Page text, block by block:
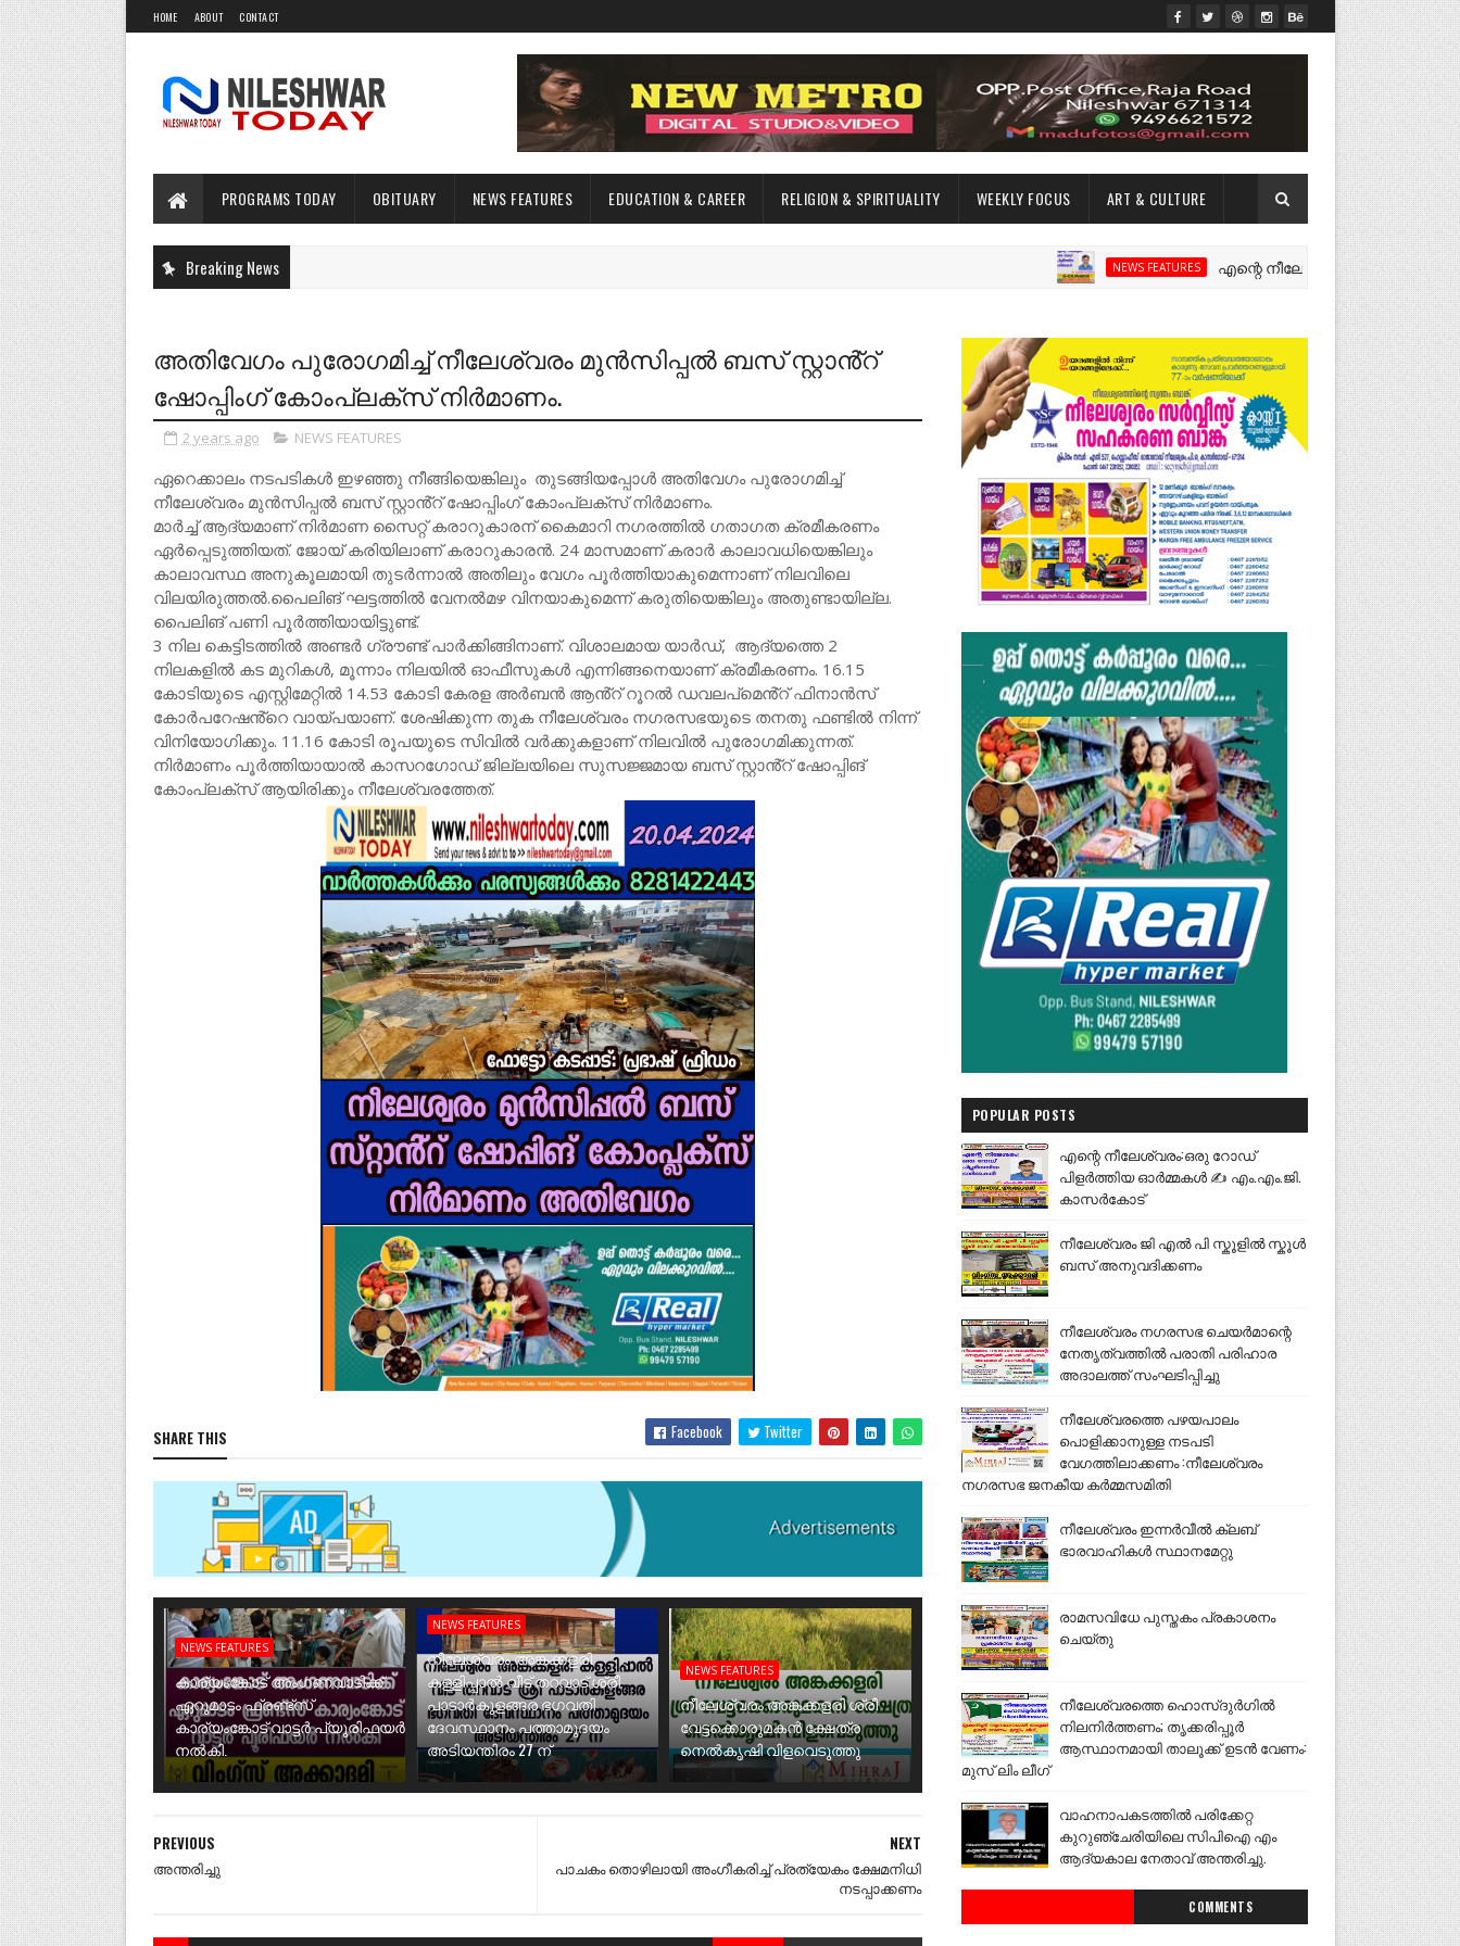
HOME ABOUT CONTACT
PROGRAMS TODAY OBITUARY NEWS FEATURES EDUCATION & CAREER RELIGION & SPIRITUALITY WEEKLY FOCUS ART & CULTURE
Breaking News NEWS FEATURES എന്റെ നീലേശ്വരം:ഒരു റോഡ്
അതിവേഗം പുരോഗമിച്ച് നീലേശ്വരം മുൻസിപ്പൽ ബസ് സ്റ്റാൻ്റ്
ഷോപ്പിംഗ് കോംപ്ലക്സ് നിർമാണം.
2 years ago NEWS FEATURES
ഏറെക്കാലം നടപടികൾ ഇഴഞ്ഞു നീങ്ങിയെങ്കിലും തുടങ്ങിയപ്പോൾ അതിവേഗം പുരോഗമിച്ച്
നീലേശ്വരം മുൻസിപ്പൽ ബസ് സ്റ്റാൻ്റ് ഷോപ്പിംഗ് കോംപ്ലക്സ് നിർമാണം.
മാർച്ച് ആദ്യമാണ് നിർമാണ സൈറ്റ് കരാറുകാരന് കൈമാറി നഗരത്തിൽ ഗതാഗത ക്രമീകരണം
ഏർപ്പെടുത്തിയത്. ജോയ് കരിയിലാണ് കരാറുകാരൻ. 24 മാസമാണ് കരാർ കാലാവധിയെങ്കിലും
കാലാവസ്ഥ അനുകൂലമായി തുടർന്നാൽ അതിലും വേഗം പൂർത്തിയാകുമെന്നാണ് നിലവിലെ
വിലയിരുത്തൽ.പൈലിങ് ഘട്ടത്തിൽ വേനൽമഴ വിനയാകുമെന്ന് കരുതിയെങ്കിലും അതുണ്ടായില്ല.
പൈലിങ് പണി പൂർത്തിയായിട്ടുണ്ട്.
3 നില കെട്ടിടത്തിൽ അണ്ടർ ഗ്രൗണ്ട് പാർക്കിങ്ങിനാണ്. വിശാലമായ യാർഡ്, ആദ്യത്തെ 2
നിലകളിൽ കട മുറികൾ, മൂന്നാം നിലയിൽ ഓഫീസുകൾ എന്നിങ്ങനെയാണ് ക്രമീകരണം. 16.15
കോടിയുടെ എസ്റ്റിമേറ്റിൽ 14.53 കോടി കേരള അർബൻ ആൻ്റ് റൂറൽ ഡവലപ്മെൻ്റ് ഫിനാൻസ്
കോർപറേഷൻ്റെ വായ്പയാണ്. ശേഷിക്കുന്ന തുക നീലേശ്വരം നഗരസഭയുടെ തനതു ഫണ്ടിൽ നിന്ന്
വിനിയോഗിക്കും. 11.16 കോടി രൂപയുടെ സിവിൽ വർക്കുകളാണ് നിലവിൽ പുരോഗമിക്കുന്നത്.
നിർമാണം പൂർത്തിയായാൽ കാസറഗോഡ് ജില്ലയിലെ സുസജ്ജമായ ബസ് സ്റ്റാൻ്റ് ഷോപ്പിങ്
കോംപ്ലക്സ് ആയിരിക്കും നീലേശ്വരത്തേത്.
SHARE THIS Facebook Twitter
NEWS FEATURES
കാര്യംങ്കോട് അംഗണവാടിക്ക്
ഏറുമാടം ഫ്രണ്ട്സ്
കാര്യംങ്കോട് വാട്ടർ പ്യൂരിഫയർ
നൽകി.
NEWS FEATURES
നീലേശ്വരം അങ്കക്കളരി
കള്ളിപ്പാൽ വീട് തറവാട് ശ്രീ
പാടാർകുളങ്ങര ഭഗവതി
ദേവസ്ഥാനം പത്താമുദയം
അടിയന്തിരം 27 ന്
NEWS FEATURES
നീലേശ്വരം അങ്കക്കളരി ശ്രീ
വേട്ടക്കൊരുമകൻ ക്ഷേത്ര
നെൽകൃഷി വിളവെടുത്തു
NEXT
പാചകം തൊഴിലായി അംഗീകരിച്ച് പ്രത്യേകം ക്ഷേമനിധി
നടപ്പാക്കണം
PREVIOUS
അന്തരിച്ചു
POPULAR POSTS
എന്റെ നീലേശ്വരം:ഒരു റോഡ്
പിളർത്തിയ ഓർമ്മകൾ ✍️ എം.എം.ജി.
കാസർകോട്
നീലേശ്വരം ജി എൽ പി സ്കൂളിൽ സ്കൂൾ
ബസ് അനുവദിക്കണം
നീലേശ്വരം നഗരസഭ ചെയർമാന്റെ
നേതൃത്വത്തിൽ പരാതി പരിഹാര
അദാലത്ത് സംഘടിപ്പിച്ചു
നീലേശ്വരത്തെ പഴയപാലം
പൊളിക്കാനുള്ള നടപടി
വേഗത്തിലാക്കണം :നീലേശ്വരം
നഗരസഭ ജനകീയ കർമ്മസമിതി
നീലേശ്വരം ഇന്നർവീൽ ക്ലബ്
ഭാരവാഹികൾ സ്ഥാനമേറ്റു
രാമസവിധേ പുസ്തകം പ്രകാശനം
ചെയ്തു
നീലേശ്വരത്തെ ഹൊസ്ദുർഗിൽ
നിലനിർത്തണം; തൃക്കരിപ്പൂർ
ആസ്ഥാനമായി താലൂക്ക് ഉടൻ വേണം:
മുസ് ലിം ലീഗ്
വാഹനാപകടത്തിൽ പരിക്കേറ്റ
കുറുഞ്ചേരിയിലെ സിപിഐ എം
ആദ്യകാല നേതാവ് അന്തരിച്ചു.
COMMENTS